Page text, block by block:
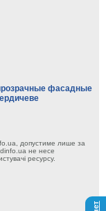
фасадные
допустиме лише за
не несе
ресурсу.